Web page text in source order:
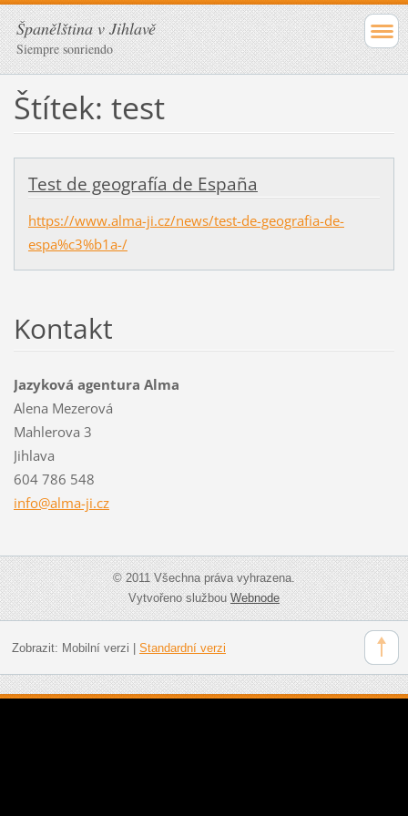
Španělština v Jihlavě
Siempre sonriendo
Štítek: test
Test de geografía de España
https://www.alma-ji.cz/news/test-de-geografia-de-
espa%c3%b1a-/
Kontakt
Jazyková agentura Alma
Alena Mezerová
Mahlerova 3
Jihlava
604 786 548
info@alma-ji.cz
© 2011 Všechna práva vyhrazena.
Vytvořeno službouWebnode
Zobrazit: Mobilní verzi Standardní verzi